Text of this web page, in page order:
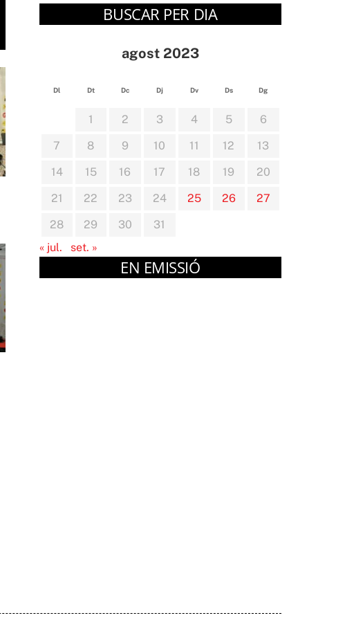
BUSCAR PER DIA
agost 2023
Dl Dt Dc Dj Dv Ds Dg
1 2 3 4 5
6
7
8 9 10 11 12
13
14
15 16 17 18 19
20
21
22 23 24 25 26
27
28
29 30
31
« jul.
set. »
EN EMISSIÓ